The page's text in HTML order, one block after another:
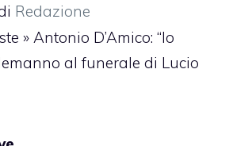
Redazione
» Antonio D’Amico: “Io
al funerale di Lucio